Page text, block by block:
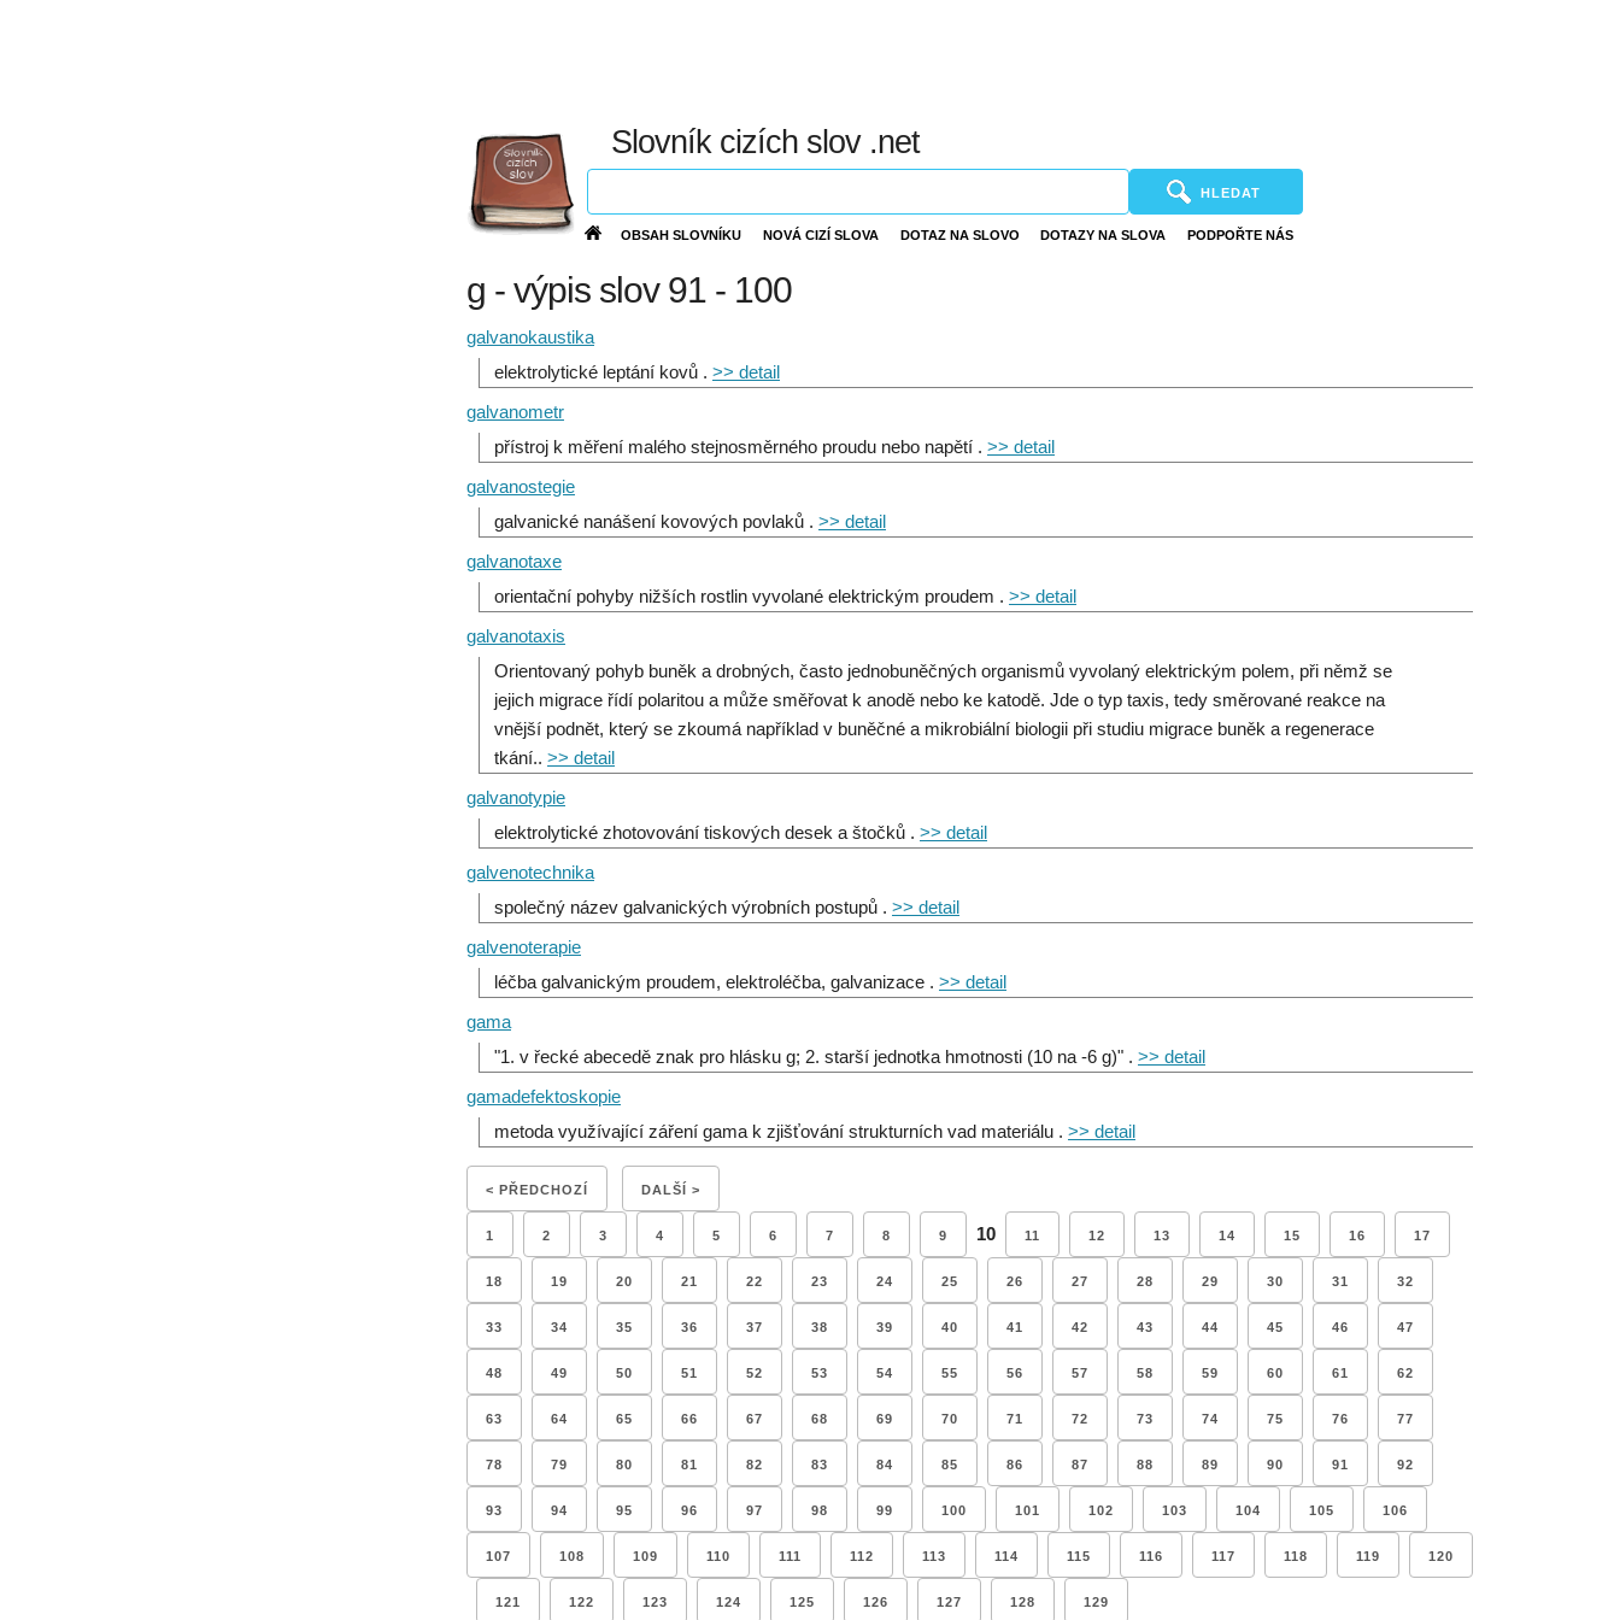
Slovník cizích slov .net
HLEDAT
OBSAH SLOVNÍKU NOVÁ CIZÍ SLOVA DOTAZ NA SLOVO DOTAZY NA SLOVA PODPOŘTE NÁS
g - výpis slov 91 - 100
galvanokaustika
elektrolytické leptání kovů . >> detail
galvanometr
přístroj k měření malého stejnosměrného proudu nebo napětí . >> detail
galvanostegie
galvanické nanášení kovových povlaků . >> detail
galvanotaxe
orientační pohyby nižších rostlin vyvolané elektrickým proudem . >> detail
galvanotaxis
Orientovaný pohyb buněk a drobných, často jednobuněčných organismů vyvolaný elektrickým polem, při němž se
jejich migrace řídí polaritou a může směřovat k anodě nebo ke katodě. Jde o typ taxis, tedy směrované reakce na
vnější podnět, který se zkoumá například v buněčné a mikrobiální biologii při studiu migrace buněk a regenerace
tkání.. >> detail
galvanotypie
elektrolytické zhotovování tiskových desek a štočků . >> detail
galvenotechnika
společný název galvanických výrobních postupů . >> detail
galvenoterapie
léčba galvanickým proudem, elektroléčba, galvanizace . >> detail
gama
"1. v řecké abecedě znak pro hlásku g; 2. starší jednotka hmotnosti (10 na -6 g)" . >> detail
gamadefektoskopie
metoda využívající záření gama k zjišťování strukturních vad materiálu . >> detail
< PŘEDCHOZÍ DALŠÍ >
1 2 3 4 5 6 7 8 9 10 11 12 13 14 15 16 17
18 19 20 21 22 23 24 25 26 27 28 29 30 31 32
33 34 35 36 37 38 39 40 41 42 43 44 45 46 47
48 49 50 51 52 53 54 55 56 57 58 59 60 61 62
63 64 65 66 67 68 69 70 71 72 73 74 75 76 77
78 79 80 81 82 83 84 85 86 87 88 89 90 91 92
93 94 95 96 97 98 99 100 101 102 103 104 105 106
107 108 109 110 111 112 113 114 115 116 117 118 119 120
121 122 123 124 125 126 127 128 129